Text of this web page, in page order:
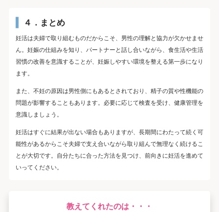
４．まとめ
妊活は夫婦で取り組むものだからこそ、男性の理解と協力が欠かせませ
ん。妊娠の仕組みを知り、パートナーと話し合いながら、食生活や生活
習慣の改善を意識することが、妊娠しやすい環境を整える第一歩になり
ます。
また、不妊の原因は男性側にもあるとされており、精子の質や性機能の
問題が影響することもあります。必要に応じて検査を受け、健康管理を
意識しましょう。
妊活はすぐに結果が出ない場合もありますが、長期間にわたって続く可
能性があるからこそ夫婦で支え合いながら取り組んで無理なく続けるこ
とが大切です。自分たちに合った方法を見つけ、前向きに妊活を進めて
いってください。
教えてくれたのは・・・